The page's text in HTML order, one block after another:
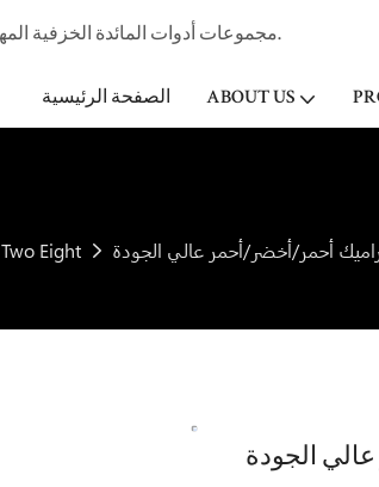
مجموعات أدوات المائدة الخزفية المهنية الصانع وتاجر الجملة لفندق ستار & مطعم منذ عام 1998.
الصفحة الرئيسية ABOUT US
Two Eight أحمر/أخضر/أحمر عالي الجودة
الجودة